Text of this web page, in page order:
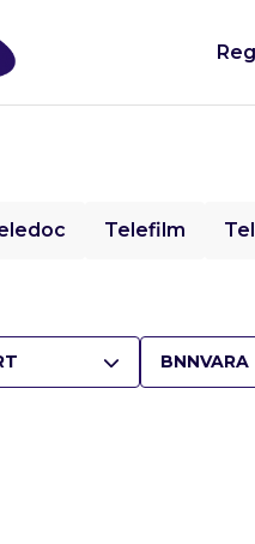
Telefilm
BNNVARA